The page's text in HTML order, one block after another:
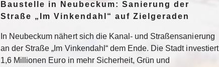
Baustelle in Neubeckum: Sanierung der
Straße „Im Vinkendahl“ auf Zielgeraden
In Neubeckum nähert sich die Kanal- und Straßensanierung
an der Straße „Im Vinkendahl“ dem Ende. Die Stadt investiert
1,6 Millionen Euro in mehr Sicherheit, Grün und